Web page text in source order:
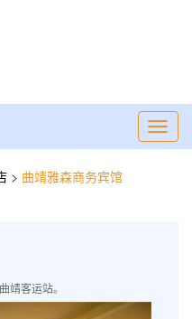
> 曲靖雅森商务宾馆
靖客运站。